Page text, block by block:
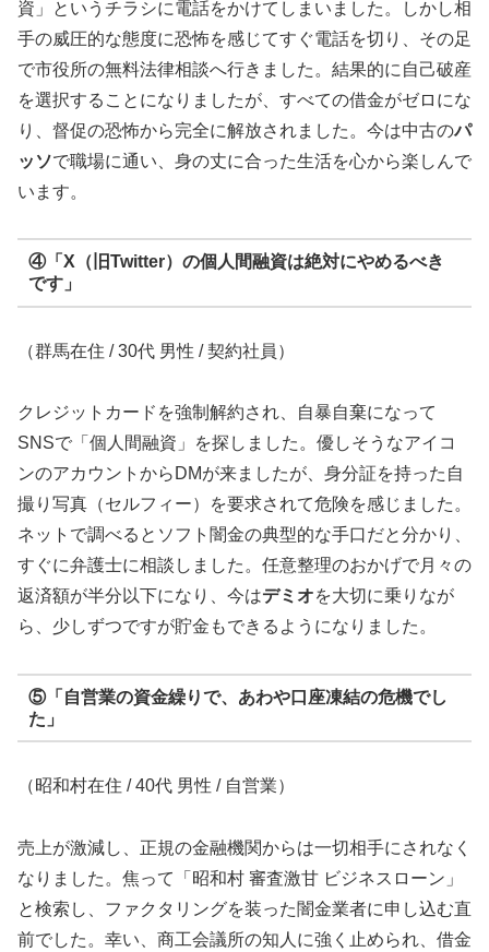
資」というチラシに電話をかけてしまいました。しかし相
手の威圧的な態度に恐怖を感じてすぐ電話を切り、その足
で市役所の無料法律相談へ行きました。結果的に自己破産
を選択することになりましたが、すべての借金がゼロにな
り、督促の恐怖から完全に解放されました。今は中古のパ
ッソで職場に通い、身の丈に合った生活を心から楽しんで
います。
④「X（旧Twitter）の個人間融資は絶対にやめるべき
です」
（群馬在住 / 30代 男性 / 契約社員）
クレジットカードを強制解約され、自暴自棄になって
SNSで「個人間融資」を探しました。優しそうなアイコ
ンのアカウントからDMが来ましたが、身分証を持った自
撮り写真（セルフィー）を要求されて危険を感じました。
ネットで調べるとソフト闇金の典型的な手口だと分かり、
すぐに弁護士に相談しました。任意整理のおかげで月々の
返済額が半分以下になり、今はデミオを大切に乗りなが
ら、少しずつですが貯金もできるようになりました。
⑤「自営業の資金繰りで、あわや口座凍結の危機でし
た」
（昭和村在住 / 40代 男性 / 自営業）
売上が激減し、正規の金融機関からは一切相手にされなく
なりました。焦って「昭和村 審査激甘 ビジネスローン」
と検索し、ファクタリングを装った闇金業者に申し込む直
前でした。幸い、商工会議所の知人に強く止められ、借金